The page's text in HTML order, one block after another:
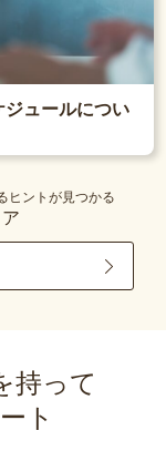
ュールについ
ヒントが見つかる
持って
ト